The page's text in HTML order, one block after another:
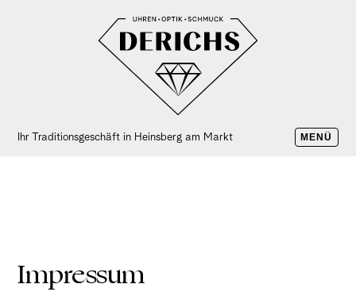
Ihr Traditionsgeschäft in Heinsberg am Markt MENÜ
Impressum